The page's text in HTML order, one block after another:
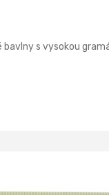
bavlny s vysokou